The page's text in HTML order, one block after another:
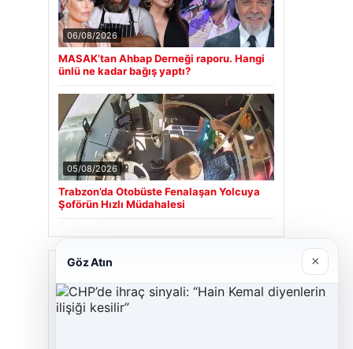
06/08/2026
MASAK’tan Ahbap Derneği raporu. Hangi
ünlü ne kadar bağış yaptı?
05/08/2026
Trabzon’da Otobüste Fenalaşan Yolcuya
Şoförün Hızlı Müdahalesi
Son Eklenen Firmalar
Cengiz Sigorta
Göz Atın ×